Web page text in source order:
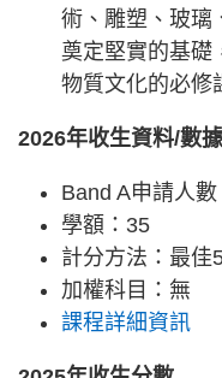
術、雕塑、玻璃
奠定堅實的基礎
物質文化的必修
2026年收生資料/數據
Band A申請人
學額：35
計分方法：最佳
加權科目：無
課程詳細資訊